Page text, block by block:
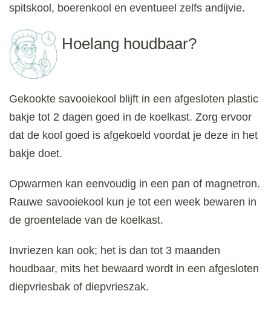
spitskool, boerenkool en eventueel zelfs andijvie.
Hoelang houdbaar?
Gekookte savooiekool blijft in een afgesloten plastic
bakje tot 2 dagen goed in de koelkast. Zorg ervoor
dat de kool goed is afgekoeld voordat je deze in het
bakje doet.
Opwarmen kan eenvoudig in een pan of magnetron.
Rauwe savooiekool kun je tot een week bewaren in
de groentelade van de koelkast.
Invriezen kan ook; het is dan tot 3 maanden
houdbaar, mits het bewaard wordt in een afgesloten
diepvriesbak of diepvrieszak.